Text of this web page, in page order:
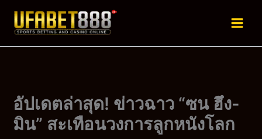
content
อัปเดตล่าสุด! ข่าวฉาว “ซน ฮึง-
มิน” สะเทือนวงการลูกหนังโลก